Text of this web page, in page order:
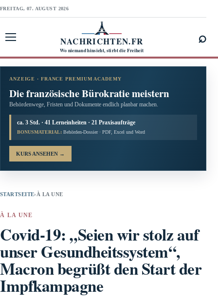
FREITAG, 07. AUGUST 2026
NACHRICHTEN.FR
Wo niemand hinsieht, stirbt die Freiheit
⌕
ANZEIGE · FRANCE PREMIUM ACADEMY
Die französische Bürokratie meistern
Behördenwege, Fristen und Dokumente endlich planbar machen.
ca. 3 Std. · 41 Lerneinheiten · 21 Praxisaufträge
BONUSMATERIAL: Behörden-Dossier · PDF, Excel und Word
KURS ANSEHEN →
STARTSEITE› À LA UNE
À LA UNE
Covid-19: „Seien wir stolz auf
unser Gesundheitssystem“,
Macron begrüßt den Start der
Impfkampagne